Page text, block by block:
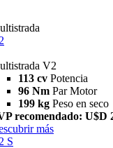
V2
113 cv Potencia
96 Nm Par Motor
199 kg Peso en seco
recomendado: U$D
más
S